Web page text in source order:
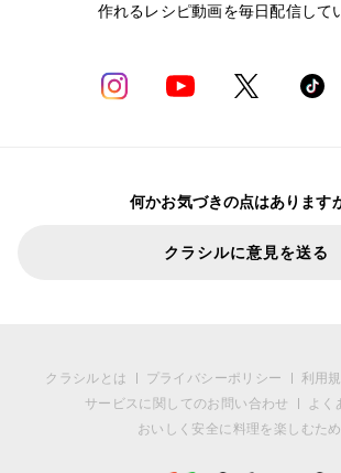
作れるレシピ動画を毎日配信して
何かお気づきの点はあります
クラシルに意見を送る
クラシルとは プライバシーポリシー 利用
サービスに関してのお問い合わせ
よく
おいしく安全に料理を楽しむた